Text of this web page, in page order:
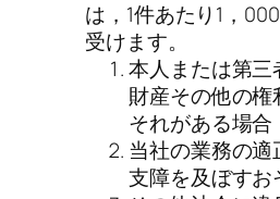
は，1件あたり1，
受けます。
本人または第三
財産その他の
それがある場合
当社の業務の
支障を及ぼす